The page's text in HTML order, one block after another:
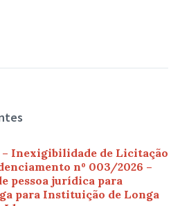
– Inexigibilidade de Licitação
nº 003/2026 –
pessoa jurídica para
para Instituição de Longa